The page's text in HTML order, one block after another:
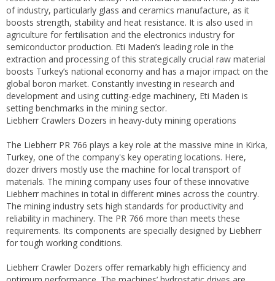
of industry, particularly glass and ceramics manufacture, as it
boosts strength, stability and heat resistance. It is also used in
agriculture for fertilisation and the electronics industry for
semiconductor production. Eti Maden’s leading role in the
extraction and processing of this strategically crucial raw material
boosts Turkey’s national economy and has a major impact on the
global boron market. Constantly investing in research and
development and using cutting-edge machinery, Eti Maden is
setting benchmarks in the mining sector.
Liebherr Crawlers Dozers in heavy-duty mining operations
The Liebherr PR 766 plays a key role at the massive mine in Kirka,
Turkey, one of the company's key operating locations. Here,
dozer drivers mostly use the machine for local transport of
materials. The mining company uses four of these innovative
Liebherr machines in total in different mines across the country.
The mining industry sets high standards for productivity and
reliability in machinery. The PR 766 more than meets these
requirements. Its components are specially designed by Liebherr
for tough working conditions.
Liebherr Crawler Dozers offer remarkably high efficiency and